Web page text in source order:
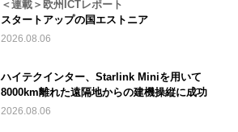
＜連載＞欧州ICTレポート
スタートアップの国エストニア
2026.08.06
ハイテクインター、Starlink Miniを用いて
8000km離れた遠隔地からの建機操縦に成功
2026.08.06